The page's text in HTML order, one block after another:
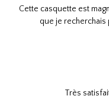
Cette casquette est
que je recherchais
Très